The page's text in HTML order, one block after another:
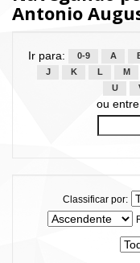
Antonio
Ir para: 0-9 A
J
K L M
U
ou
Classificar por: